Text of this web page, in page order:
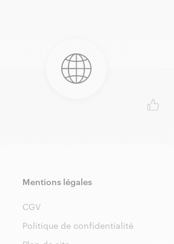
Mentions légales
CGV
Politique de confidentialité